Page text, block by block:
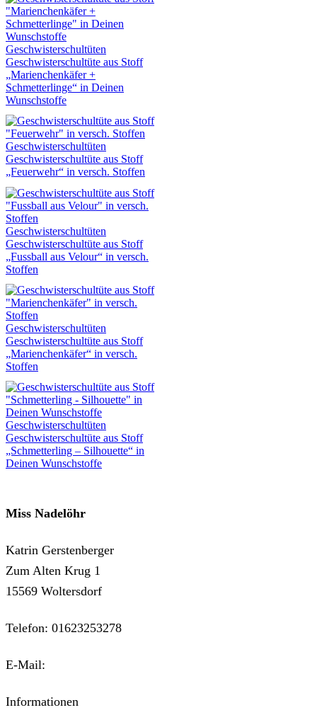
Geschwisterschultüten
Geschwisterschultüte aus Stoff
„Marienchenkäfer +
Schmetterlinge“ in Deinen
Wunschstoffe
Geschwisterschultüten
Geschwisterschultüte aus Stoff
„Feuerwehr“ in versch. Stoffen
Geschwisterschultüten
Geschwisterschultüte aus Stoff
„Fussball aus Velour“ in versch.
Stoffen
Geschwisterschultüten
Geschwisterschultüte aus Stoff
„Marienchenkäfer“ in versch.
Stoffen
Geschwisterschultüten
Geschwisterschultüte aus Stoff
„Schmetterling – Silhouette“ in
Deinen Wunschstoffe
Miss Nadelöhr
Katrin Gerstenberger
Zum Alten Krug 1
15569 Woltersdorf
Telefon: 01623253278
E-Mail:
Informationen